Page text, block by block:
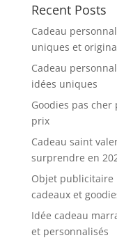
Recent Posts
Cadeau
uniques et
Cadeau
idées uniques
Goodies pas
prix
Cadeau saint
surprendre en
Objet publicitaire
cadeaux et
Idée cadeau
et personnalisés